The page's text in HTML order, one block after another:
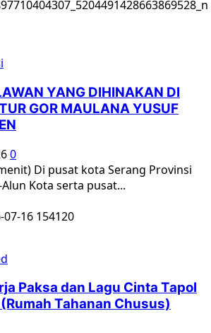
YANG DIHINAKAN DI
GOR MAULANA YUSUF
0
Di pusat kota Serang Provinsi
Kota serta pusat...
Paksa dan Lagu Cinta Tapol
Tahanan Chusus)